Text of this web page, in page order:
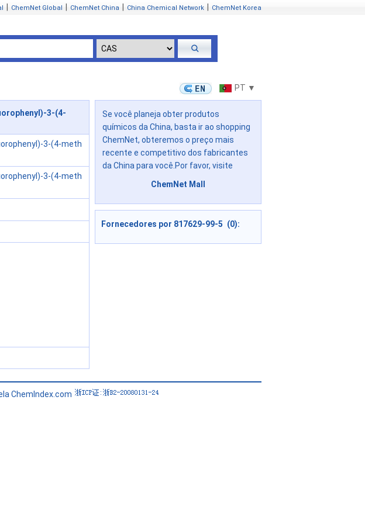
ChemNet Global ChemNet China China Chemical Network ChemNet Korea
PT ▼
3-(4-
3-(4-meth
3-(4-meth
Se você planeja obter produtos
químicos da China, basta ir ao shopping
ChemNet, obteremos o preço mais
recente e competitivo dos fabricantes
da China para você.Por favor, visite
ChemNet Mall
Fornecedores por 817629-99-5 (0):
ChemIndex.com